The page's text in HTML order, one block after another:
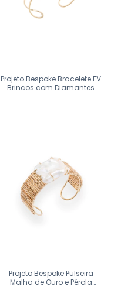
Projeto Bespoke Bracelete FV
Brincos com Diamantes
Projeto Bespoke Pulseira
Malha de Ouro e Pérola